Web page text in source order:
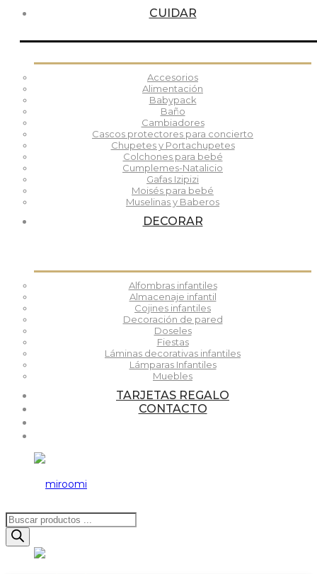
CUIDAR
Accesorios
Alimentación
Babypack
Baño
Cambiadores
Cascos protectores para concierto
Chupetes y Portachupetes
Colchones para bebé
Cumplemes-Natalicio
Gafas Izipizi
Moisés para bebé
Muselinas y Baberos
DECORAR
Alfombras infantiles
Almacenaje infantil
Cojines infantiles
Decoración de pared
Doseles
Fiestas
Láminas decorativas infantiles
Lámparas Infantiles
Muebles
TARJETAS REGALO
CONTACTO
Búsqueda
de
productos